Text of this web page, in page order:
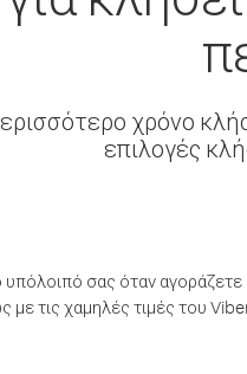
χρόνο
επιλογές
σας όταν
τις χαμηλές τιμές του